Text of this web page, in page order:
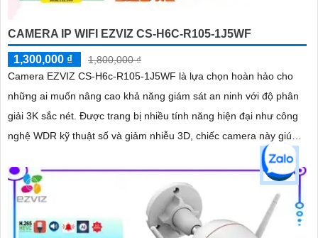
CAMERA IP WIFI EZVIZ CS-H6C-R105-1J5WF
1,300,000 ₫
1,800,000 ₫
Camera EZVIZ CS-H6c-R105-1J5WF là lựa chọn hoàn hảo cho
những ai muốn nâng cao khả năng giám sát an ninh với độ phân
giải 3K sắc nét. Được trang bị nhiều tính năng hiện đại như công
nghệ WDR kỹ thuật số và giảm nhiễu 3D, chiếc camera này giúp
cải thiện chất lượng hình ảnh trong mọi điều kiện ánh sáng